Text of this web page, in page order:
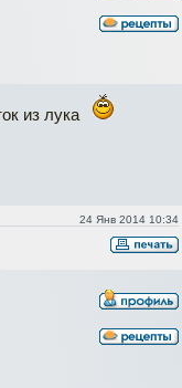
из лука
24 Янв 2014 10:34